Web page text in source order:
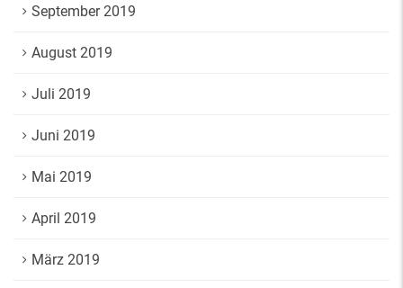
September 2019
August 2019
Juli 2019
Juni 2019
Mai 2019
April 2019
März 2019